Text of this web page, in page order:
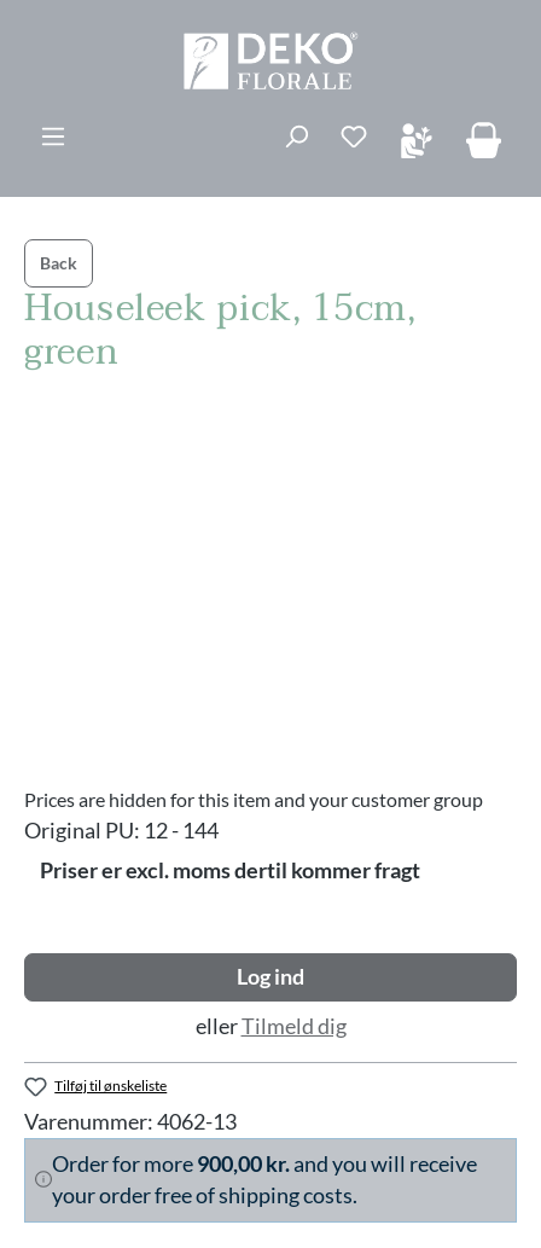
Du har 0
Back
Houseleek pick, 15cm,
green
Prices are hidden for this item and your customer group
Original PU: 12 - 144
Priser er excl. moms dertil kommer fragt
Log ind
ellerTilmeld dig
Tilføj til ønskeliste
Varenummer:4062-13
Order for more900,00 kr.and you will receive
your order free of shipping costs.